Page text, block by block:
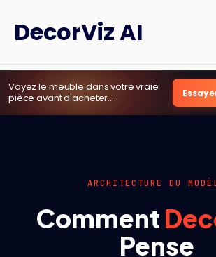
Voyez le meuble dans votre vraie
pièce avant d'acheter.
DecorViz AI
ARCHITECTURE DU
Comment
Pense